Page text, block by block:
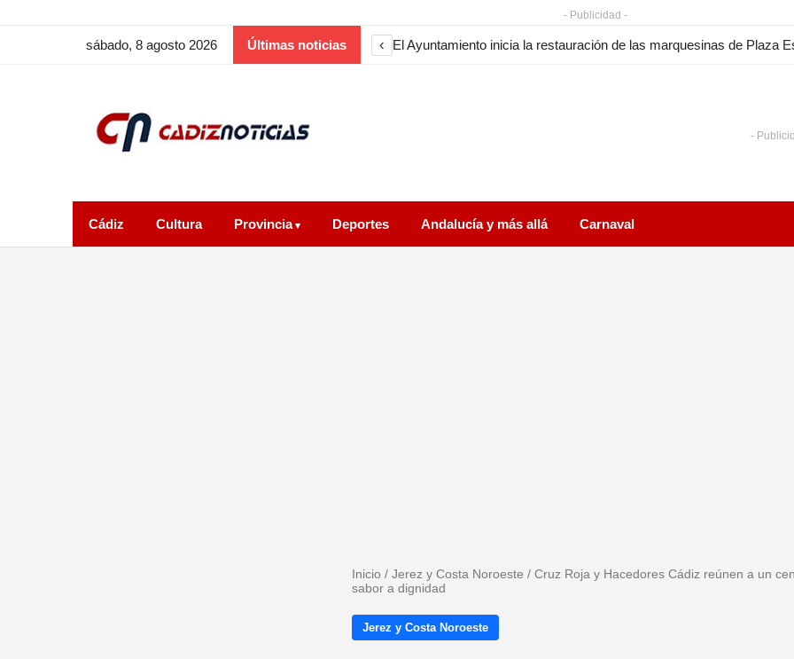
- Publicidad -
sábado, 8 agosto 2026 Últimas noticias ‹
-
Cádiz Cultura Provincia Deportes Andalucía y más allá Carnaval
Inicio / Jerez y Costa Noroeste / Cruz Roja y Hacedores Cádiz reúnen a un
sabor a dignidad
Jerez y Costa Noroeste